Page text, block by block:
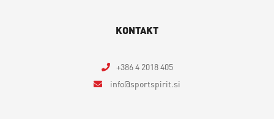
KONTAKT
+386 4 2018 405
info
sportspirit.si